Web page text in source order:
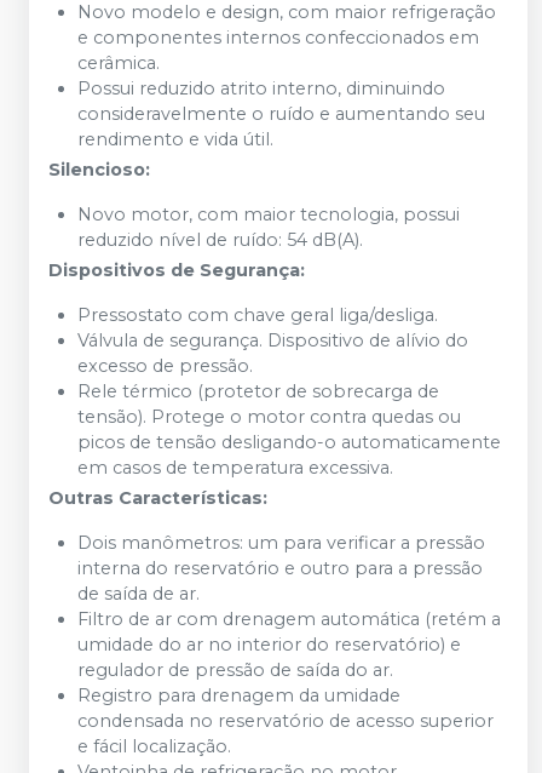
Novo modelo e design, com maior refrigeração
e componentes internos confeccionados em
cerâmica.
Possui reduzido atrito interno, diminuindo
consideravelmente o ruído e aumentando seu
rendimento e vida útil.
Silencioso:
Novo motor, com maior tecnologia, possui
reduzido nível de ruído: 54 dB(A).
Dispositivos de Segurança:
Pressostato com chave geral liga/desliga.
Válvula de segurança. Dispositivo de alívio do
excesso de pressão.
Rele térmico (protetor de sobrecarga de
tensão). Protege o motor contra quedas ou
picos de tensão desligando-o automaticamente
em casos de temperatura excessiva.
Outras Características:
Dois manômetros: um para verificar a pressão
interna do reservatório e outro para a pressão
de saída de ar.
Filtro de ar com drenagem automática (retém a
umidade do ar no interior do reservatório) e
regulador de pressão de saída do ar.
Registro para drenagem da umidade
condensada no reservatório de acesso superior
e fácil localização.